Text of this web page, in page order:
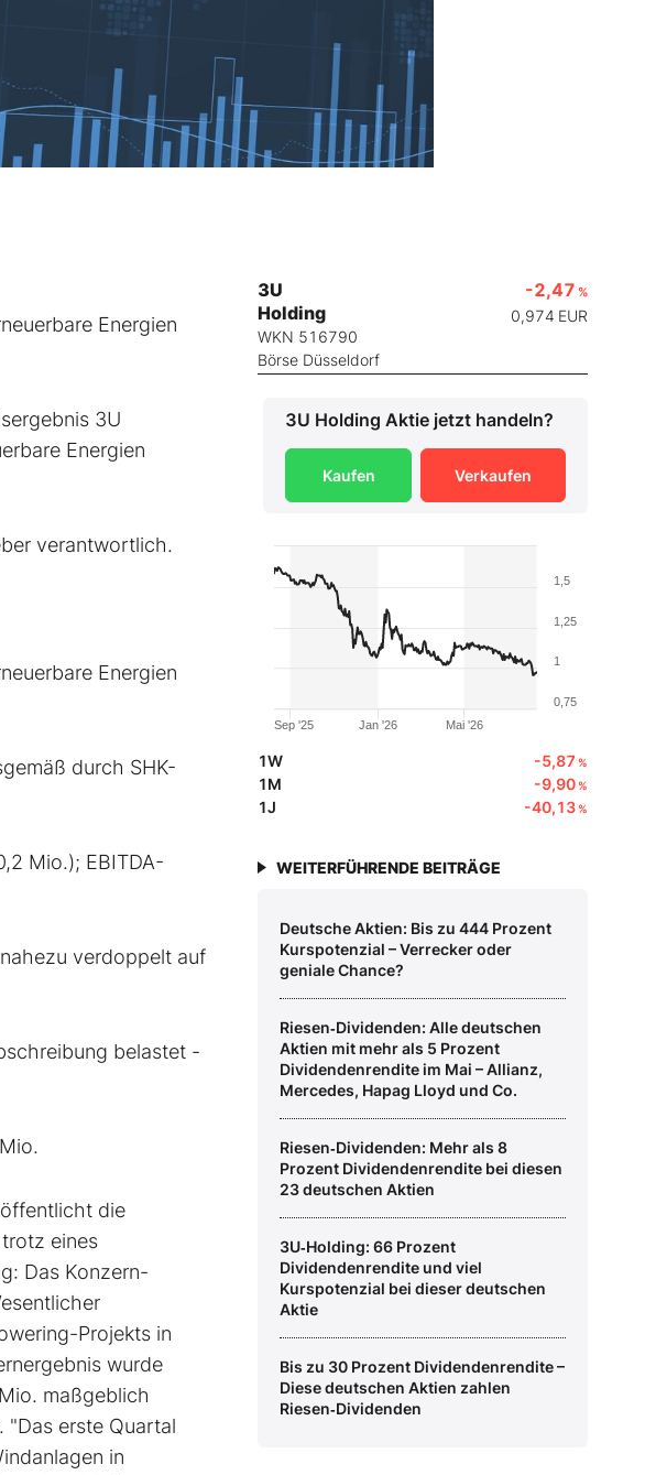
Energien
3U
Energien
verantwortlich.
Energien
durch SHK-
Mio.); EBITDA-
verdoppelt auf
belastet -
die
eines
Das Konzern-
Projekts in
wurde
maßgeblich
erste Quartal
in
3U
Holding
WKN 516790
Börse Düsseldorf
-2,47 %
0,974 EUR
3U Holding Aktie jetzt handeln?
Kaufen Verkaufen
Jan '26
Sep '25 Mai '26
0,75
1
1,25
1,5
1W -5,87 %
1M -9,90%
1J -40,13%
WEITERFÜHRENDE BEITRÄGE
Deutsche Aktien: Bis zu 444 Prozent
Kurspotenzial – Verrecker oder
geniale Chance?
Riesen‑Dividenden: Alle deutschen
Aktien mit mehr als 5 Prozent
Dividendenrendite im Mai – Allianz,
Mercedes, Hapag Lloyd und Co.
Riesen‑Dividenden: Mehr als 8
Prozent Dividendenrendite bei diesen
23 deutschen Aktien
3U‑Holding: 66 Prozent
Dividendenrendite und viel
Kurspotenzial bei dieser deutschen
Aktie
Bis zu 30 Prozent Dividendenrendite –
Diese deutschen Aktien zahlen
Riesen‑Dividenden